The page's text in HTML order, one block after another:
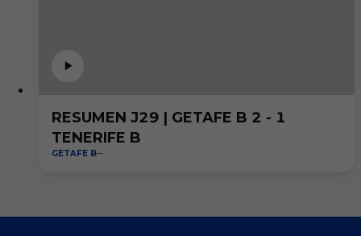
RESUMEN J29 | GETAFE B 2 - 1
TENERIFE B
GETAFE B